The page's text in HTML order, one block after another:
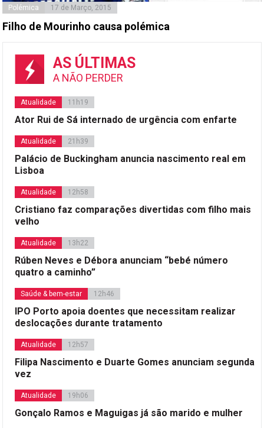
Polémica 17 de Março, 2015
Filho de Mourinho causa polémica
AS ÚLTIMAS
A NÃO PERDER
Atualidade 11h19
Ator Rui de Sá internado de urgência com enfarte
Atualidade 21h39
Palácio de Buckingham anuncia nascimento real em
Lisboa
Atualidade 12h58
Cristiano faz comparações divertidas com filho mais
velho
Atualidade 13h22
Rúben Neves e Débora anunciam “bebé número
quatro a caminho”
Saúde & bem-estar 12h46
IPO Porto apoia doentes que necessitam realizar
deslocações durante tratamento
Atualidade 12h57
Filipa Nascimento e Duarte Gomes anunciam segunda
vez
Atualidade 19h06
Gonçalo Ramos e Maguigas já são marido e mulher